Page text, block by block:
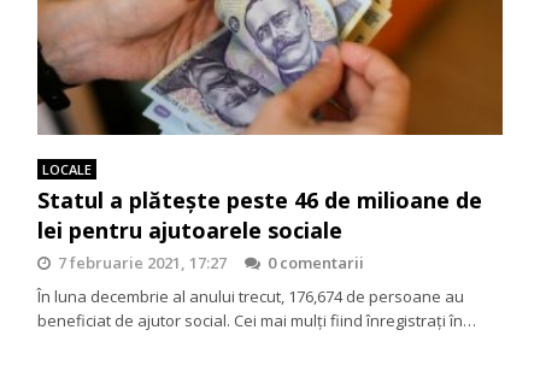
LOCALE
Statul a plătește peste 46 de milioane de
lei pentru ajutoarele sociale
7 februarie 2021, 17:27
0 comentarii
În luna decembrie al anului trecut, 176,674 de persoane au
beneficiat de ajutor social. Cei mai mulți fiind înregistrați în…